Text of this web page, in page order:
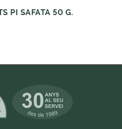
PI SAFATA 50 G.